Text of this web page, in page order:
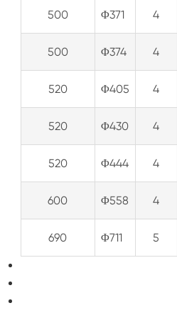
500 Φ371 4
500 Φ374 4
520 Φ405 4
520 Φ430 4
520 Φ444 4
600 Φ558 4
690 Φ711 5